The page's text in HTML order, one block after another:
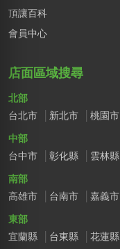
頂讓百科
會員中心
店面區域搜尋
北部
台北市
新北市 桃園市
中部
台中市
彰化縣 雲林縣
南部
高雄市
台南市 嘉義市
東部
宜蘭縣
台東縣 花蓮縣